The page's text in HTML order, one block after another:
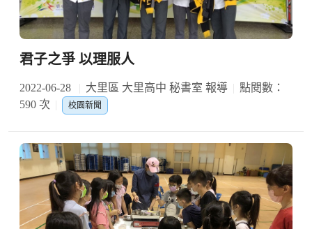
君子之爭 以理服人
2022-06-28 大里區 大里高中 秘書室 報導
點閱數：
590 次
校園新聞